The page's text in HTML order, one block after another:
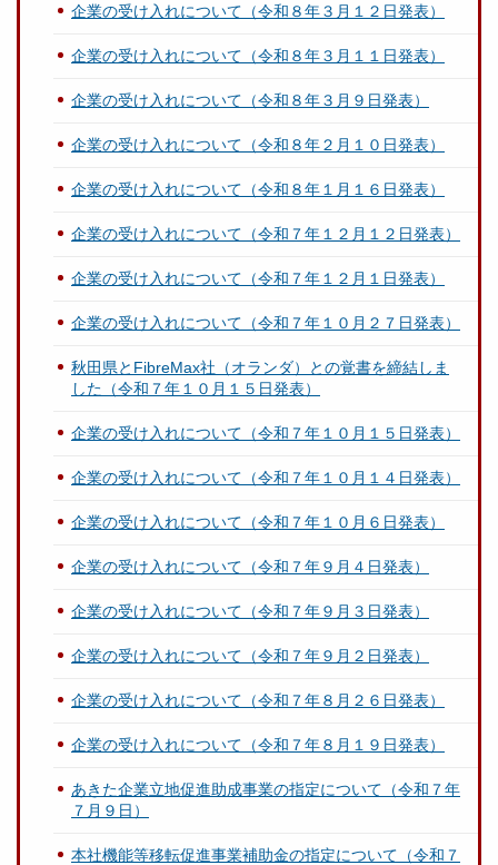
企業の受け入れについて（令和８年３月１２日発表）
企業の受け入れについて（令和８年３月１１日発表）
企業の受け入れについて（令和８年３月９日発表）
企業の受け入れについて（令和８年２月１０日発表）
企業の受け入れについて（令和８年１月１６日発表）
企業の受け入れについて（令和７年１２月１２日発表）
企業の受け入れについて（令和７年１２月１日発表）
企業の受け入れについて（令和７年１０月２７日発表）
秋田県とFibreMax社（オランダ）との覚書を締結しま
した（令和７年１０月１５日発表）
企業の受け入れについて（令和７年１０月１５日発表）
企業の受け入れについて（令和７年１０月１４日発表）
企業の受け入れについて（令和７年１０月６日発表）
企業の受け入れについて（令和７年９月４日発表）
企業の受け入れについて（令和７年９月３日発表）
企業の受け入れについて（令和７年９月２日発表）
企業の受け入れについて（令和７年８月２６日発表）
企業の受け入れについて（令和７年８月１９日発表）
あきた企業立地促進助成事業の指定について（令和７年
７月９日）
本社機能等移転促進事業補助金の指定について（令和７